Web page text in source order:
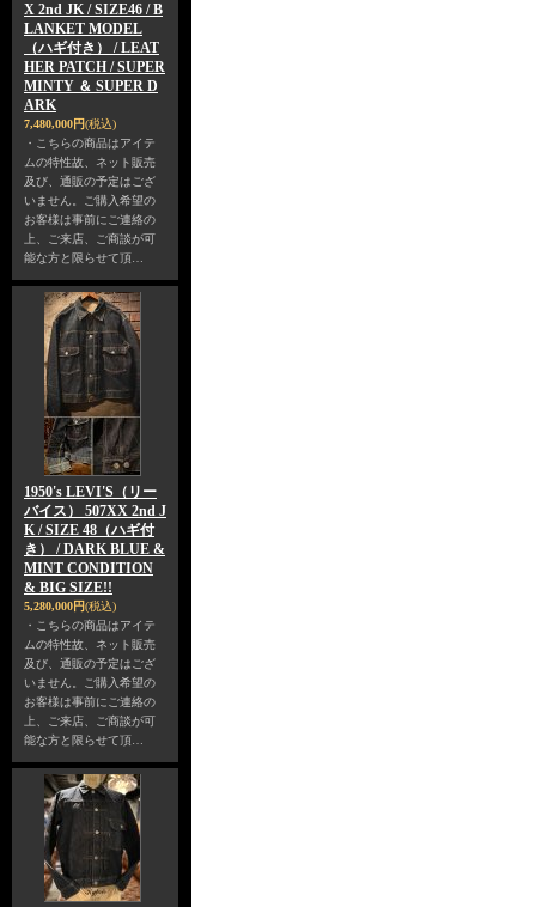
X 2nd JK / SIZE46 / B
LANKET MODEL
（ハギ付き） / LEAT
HER PATCH / SUPER
MINTY ＆ SUPER D
ARK
7,480,000円(税込)
・こちらの商品はアイテ
ムの特性故、ネット販売
及び、通販の予定はござ
いません。ご購入希望の
お客様は事前にご連絡の
上、ご来店、ご商談が可
能な方と限らせて頂…
1950's LEVI'S（リー
バイス） 507XX 2nd J
K / SIZE 48（ハギ付
き） / DARK BLUE &
MINT CONDITION
& BIG SIZE!!
5,280,000円(税込)
・こちらの商品はアイテ
ムの特性故、ネット販売
及び、通販の予定はござ
いません。ご購入希望の
お客様は事前にご連絡の
上、ご来店、ご商談が可
能な方と限らせて頂…